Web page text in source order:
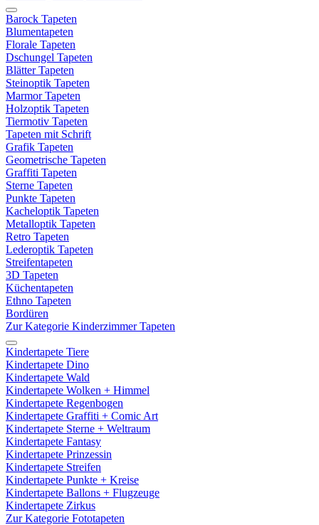
Barock Tapeten
Blumentapeten
Florale Tapeten
Dschungel Tapeten
Blätter Tapeten
Steinoptik Tapeten
Marmor Tapeten
Holzoptik Tapeten
Tiermotiv Tapeten
Tapeten mit Schrift
Grafik Tapeten
Geometrische Tapeten
Graffiti Tapeten
Sterne Tapeten
Punkte Tapeten
Kacheloptik Tapeten
Metalloptik Tapeten
Retro Tapeten
Lederoptik Tapeten
Streifentapeten
3D Tapeten
Küchentapeten
Ethno Tapeten
Bordüren
Zur Kategorie Kinderzimmer Tapeten
Kindertapete Tiere
Kindertapete Dino
Kindertapete Wald
Kindertapete Wolken + Himmel
Kindertapete Regenbogen
Kindertapete Graffiti + Comic Art
Kindertapete Sterne + Weltraum
Kindertapete Fantasy
Kindertapete Prinzessin
Kindertapete Streifen
Kindertapete Punkte + Kreise
Kindertapete Ballons + Flugzeuge
Kindertapete Zirkus
Zur Kategorie Fototapeten